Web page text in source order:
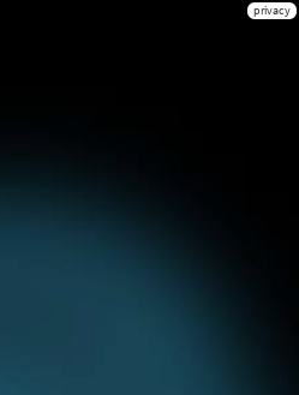
privacy